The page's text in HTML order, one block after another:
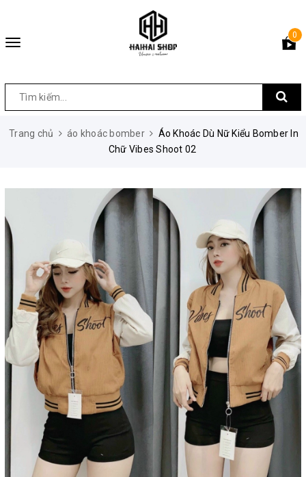
Toggle
0
Trang chủ áo khoác bomber
Áo Khoác Dù Nữ Kiểu Bomber In
Chữ Vibes Shoot 02